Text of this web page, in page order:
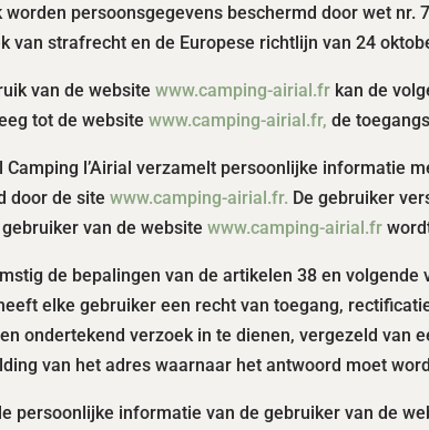
worden persoonsgegevens beschermd door wet nr.
van strafrecht en de Europese richtlijn van 24
van de websitewww.camping-airial.fr kan de
tot de websitewww.camping-airial.fr, de
Camping l’Airial verzamelt persoonlijke informatie
door de sitewww.camping-airial.fr. De gebruiker
gebruiker van de websitewww.camping-airial.fr
de bepalingen van de artikelen 38 en
elke gebruiker een recht van toegang,
ondertekend verzoek in te dienen, vergezeld van
van het adres waarnaar het antwoord moet
persoonlijke informatie van de gebruiker van de